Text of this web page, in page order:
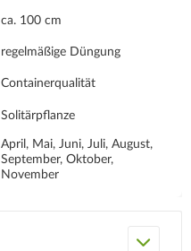
ca. 100 cm
regelmäßige Düngung
Containerqualität
Solitärpflanze
April, Mai, Juni, Juli, August,
September, Oktober,
November